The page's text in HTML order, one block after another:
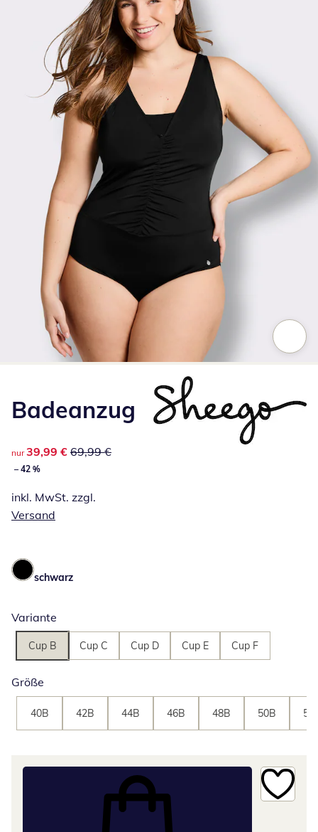
Badeanzug
reduzierter Preis 39,99 €, vorheriger Preis: 69,99 €
nur 39,99 € 69,99 €
– 42 %
inkl. MwSt. zzgl.
Versand
schwarz
Variante
Cup B Cup C Cup D Cup E Cup F
Größe
40B 42B 44B 46B 48B 50B